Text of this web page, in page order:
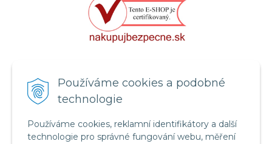
Používáme cookies a podobné
technologie
Používáme cookies, reklamní identifikátory a další
technologie pro správné fungování webu, měření
Certifikát systému bezpečnosti
potravin FSSC 22000